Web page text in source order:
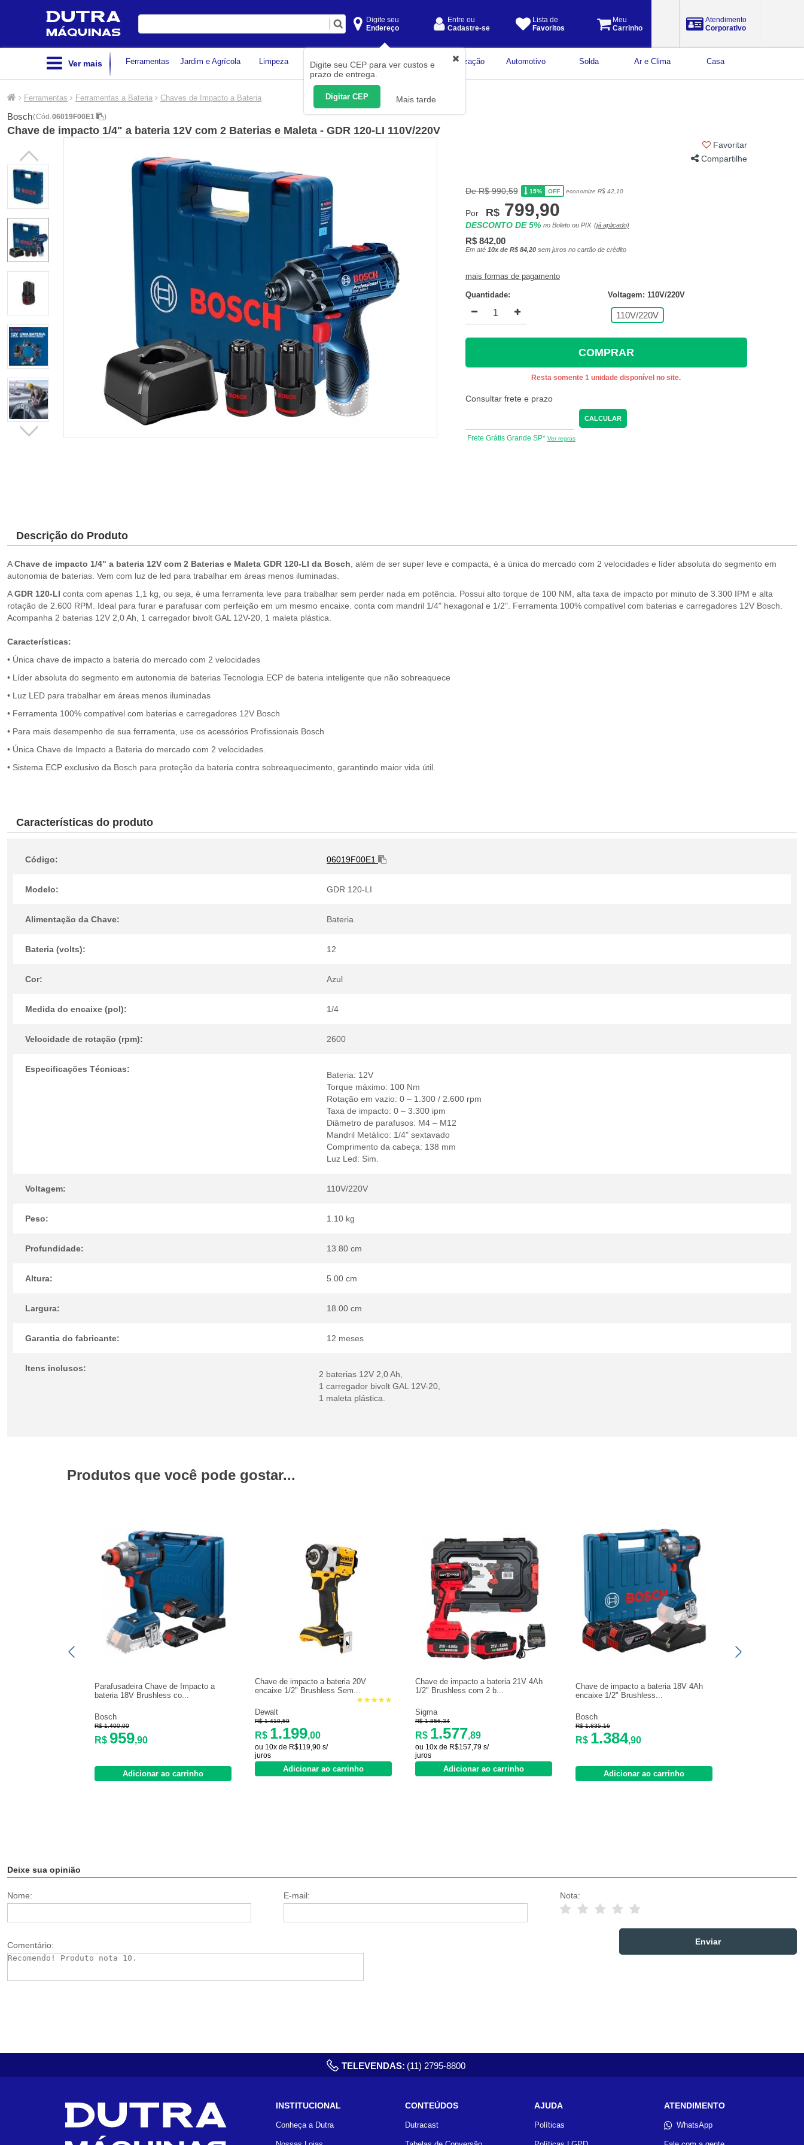
Digite
Digite seu
Endereço
Digite seu CEP para ver custos e
prazo de entrega.
Digitar CEP Mais tarde
Entre ou
Cadastre-se
Lista de
Favoritos
Meu
Carrinho
Atendimento
Corporativo
Ver mais Ferramentas Jardim e Agrícola Limpeza Construção Civil
Medição
Organização Automotivo Solda Ar e Clima Casa
Ferramentas Ferramentas a Bateria Chaves de Impacto a Bateria
Bosch(Cód. 06019F00E1 )
Chave de impacto 1/4" a bateria 12V com 2 Baterias e Maleta - GDR 120-LI 110V/220V
Favoritar
Compartilhe
De R$ 990,59 15% OFF economize R$ 42,10
Por R$ 799,90
DESCONTO DE 5% no Boleto ou PIX (já aplicado)
R$ 842,00
Em até 10x de R$ 84,20sem juros no cartão de crédito
mais formas de pagamento
Quantidade: Voltagem: 110V/220V
110V/220V
COMPRAR
Resta somente 1 unidade disponível no site.
Consultar frete e prazo
CALCULAR
Frete Grátis Grande SP* Ver regras
Descrição do Produto
AChave de impacto 1/4" a bateria 12V com 2 Baterias e Maleta GDR 120-LI da Bosch , além de ser super leve e compacta, é a única do mercado com 2 velocidades e líder absoluta do segmento em
autonomia de baterias. Vem com luz de led para trabalhar em áreas menos iluminadas.
AGDR 120-LI conta com apenas 1,1 kg, ou seja, é uma ferramenta leve para trabalhar sem perder nada em potência. Possui alto torque de 100 NM, alta taxa de impacto por minuto de 3.300 IPM e alta
rotação de 2.600 RPM. Ideal para furar e parafusar com perfeição em um mesmo encaixe. conta com mandril 1/4" hexagonal e 1/2". Ferramenta 100% compatível com baterias e carregadores 12V Bosch.
Acompanha 2 baterias 12V 2,0 Ah, 1 carregador bivolt GAL 12V-20, 1 maleta plástica.
Características:
• Única chave de impacto a bateria do mercado com 2 velocidades
• Líder absoluta do segmento em autonomia de baterias Tecnologia ECP de bateria inteligente que não sobreaquece
• Luz LED para trabalhar em áreas menos iluminadas
• Ferramenta 100% compatível com baterias e carregadores 12V Bosch
• Para mais desempenho de sua ferramenta, use os acessórios Profissionais Bosch
• Única Chave de Impacto a Bateria do mercado com 2 velocidades.
• Sistema ECP exclusivo da Bosch para proteção da bateria contra sobreaquecimento, garantindo maior vida útil.
Características do produto
Código: 06019F00E1
Modelo: GDR 120-LI
Alimentação da Chave: Bateria
Bateria (volts): 12
Cor: Azul
Medida do encaixe (pol): 1/4
Velocidade de rotação (rpm): 2600
Especificações Técnicas:
Bateria: 12V
Torque máximo: 100 Nm
Rotação em vazio: 0 – 1.300 / 2.600 rpm
Taxa de impacto: 0 – 3.300 ipm
Diâmetro de parafusos: M4 – M12
Mandril Metálico: 1/4" sextavado
Comprimento da cabeça: 138 mm
Luz Led: Sim.
Voltagem: 110V/220V
Peso: 1.10 kg
Profundidade: 13.80 cm
Altura: 5.00 cm
Largura: 18.00 cm
Garantia do fabricante: 12 meses
Itens inclusos:
2 baterias 12V 2,0 Ah,
1 carregador bivolt GAL 12V-20,
1 maleta plástica.
Produtos que você pode gostar...
Parafusadeira Chave de Impacto a
bateria 18V Brushless co...
Bosch
R$ 1.400,00
R$ 959,90
Adicionar ao carrinho
Chave de impacto a bateria 20V
encaixe 1/2" Brushless Sem...
Dewalt
R$ 1.410,59
R$ 1.199,00
ou 10x de R$119,90 s/
juros
Adicionar ao carrinho
Chave de impacto a bateria 21V 4Ah
1/2" Brushless com 2 b...
Sigma
R$ 1.856,34
R$ 1.577,89
ou 10x de R$157,79 s/
juros
Adicionar ao carrinho
Chave de impacto a bateria 18V 4Ah
encaixe 1/2" Brushless...
Bosch
R$ 1.835,16
R$ 1.384,90
Adicionar ao carrinho
Deixe sua opinião
Nome: E-mail: Nota:
Comentário:
TELEVENDAS: (11) 2795-8800
INSTITUCIONAL
Conheça a Dutra
CONTEÚDOS
Dutracast
AJUDA
Políticas
ATENDIMENTO
WhatsApp